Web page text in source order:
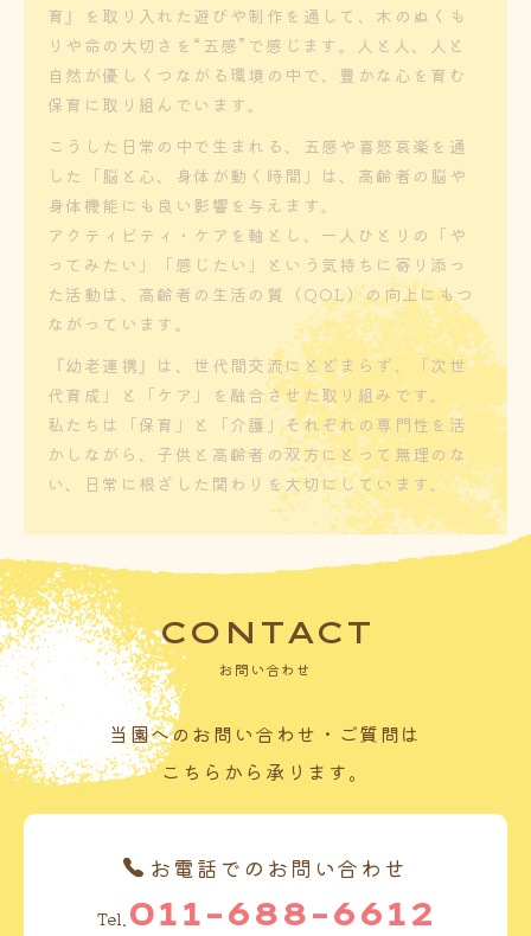
りや命の大切さを“五感”で感じます。人と人、人と
自然が優しくつながる環境の中で、豊かな心を育む
保育に取り組んでいます。
こうした日常の中で生まれる、五感や喜怒哀楽を通
した「脳と心、身体が動く時間」は、高齢者の脳や
身体機能にも良い影響を与えます。
アクティビティ・ケアを軸とし、一人ひとりの「や
ってみたい」「感じたい」という気持ちに寄り添っ
た活動は、高齢者の生活の質（QOL）の向上にもつ
ながっています。
『幼老連携』は、世代間交流にとどまらず、「次世
代育成」と「ケア」を融合させた取り組みです。
私たちは「保育」と「介護」それぞれの専門性を活
かしながら、子供と高齢者の双方にとって無理のな
い、日常に根ざした関わりを大切にしています。
CONTACT
お問い合わせ
当園へのお問い合わせ・ご質問は
こちらから承ります。
お電話でのお問い合わせ
Tel. 011-688-6612